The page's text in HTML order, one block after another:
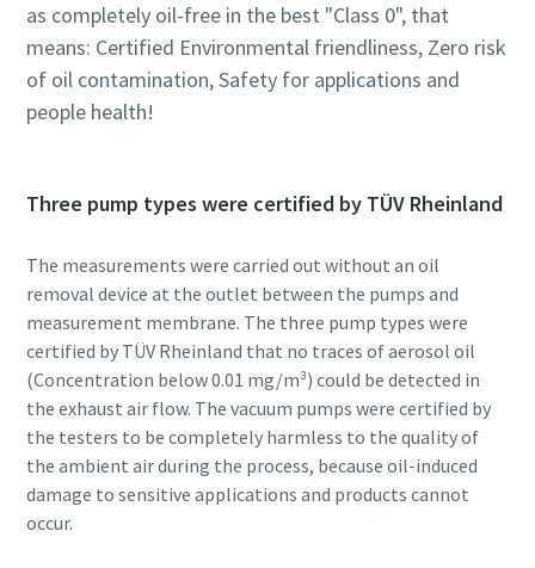
as completely oil-free in the best "Class 0", that
means: Certified Environmental friendliness, Zero risk
of oil contamination, Safety for applications and
people health!
Three pump types were certified by TÜV Rheinland
The measurements were carried out without an oil
removal device at the outlet between the pumps and
measurement membrane. The three pump types were
certified by TÜV Rheinland that no traces of aerosol oil
(Concentration below 0.01 mg/m³) could be detected in
the exhaust air flow. The vacuum pumps were certified by
the testers to be completely harmless to the quality of
the ambient air during the process, because oil-induced
damage to sensitive applications and products cannot
occur.
สามารถติดต่อคุณผ่านข้อมูลที่เก็บ
รวบรวมไว้ได้ ดูข้อมูลเพิ่มเติมได้ใน
ฉันได้อ่านและยอมรับ
นโยบายความเป็นส่วนตัวแล้ว
ข้าพเจ้าตกลงที่จะรับการแจ้ง
เตือนเกี่ยวกับผลิตภัณฑ์ใหม่
กิจกรรม และโปรโมชั่นพิเศษ
จาก Atlas Copco Vacuum
สามารถติดต่อคุณผ่านข้อมูลที่เก็บ
รวบรวมไว้ได้ ดูข้อมูลเพิ่มเติมได้ใน
ฉันได้อ่านและยอมรับ
นโยบายความเป็นส่วนตัวแล้ว
ข้าพเจ้าตกลงที่จะรับการแจ้ง
เตือนเกี่ยวกับผลิตภัณฑ์ใหม่
กิจกรรม และโปรโมชั่นพิเศษ
จาก Atlas Copco Vacuum
สามารถติดต่อคุณผ่านข้อมูลที่เก็บ
รวบรวมไว้ได้ ดูข้อมูลเพิ่มเติมได้ใน
ฉันได้อ่านและยอมรับ
นโยบายความเป็นส่วนตัวแล้ว
ข้าพเจ้าตกลงที่จะรับการแจ้ง
เตือนเกี่ยวกับผลิตภัณฑ์ใหม่
กิจกรรม และโปรโมชั่นพิเศษ
จาก Atlas Copco Vacuum